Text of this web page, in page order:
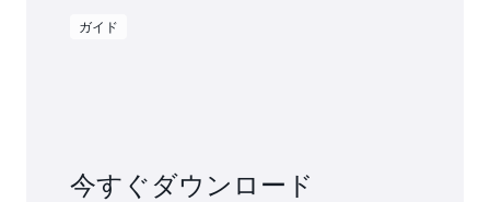
ガイド
今すぐダウンロード